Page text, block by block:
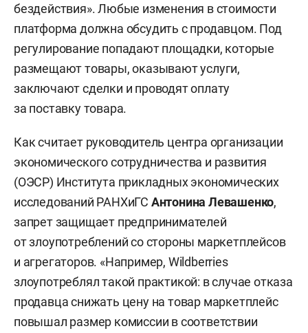
бездействия». Любые изменения в стоимости
платформа должна обсудить с продавцом. Под
регулирование попадают площадки, которые
размещают товары, оказывают услуги,
заключают сделки и проводят оплату
за поставку товара.
Как считает руководитель центра организации
экономического сотрудничества и развития
(ОЭСР) Института прикладных экономических
исследований РАНХиГС Антонина Левашенко,
запрет защищает предпринимателей
от злоупотреблений со стороны маркетплейсов
и агрегаторов. «Например, Wildberries
злоупотреблял такой практикой: в случае отказа
продавца снижать цену на товар маркетплейс
повышал размер комиссии в соответствии